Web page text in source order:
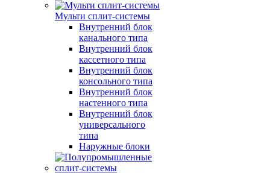
Мульти сплит-системы
Внутренний блок
канального типа
Внутренний блок
кассетного типа
Внутренний блок
консольного типа
Внутренний блок
настенного типа
Внутренний блок
универсального
типа
Наружные блоки